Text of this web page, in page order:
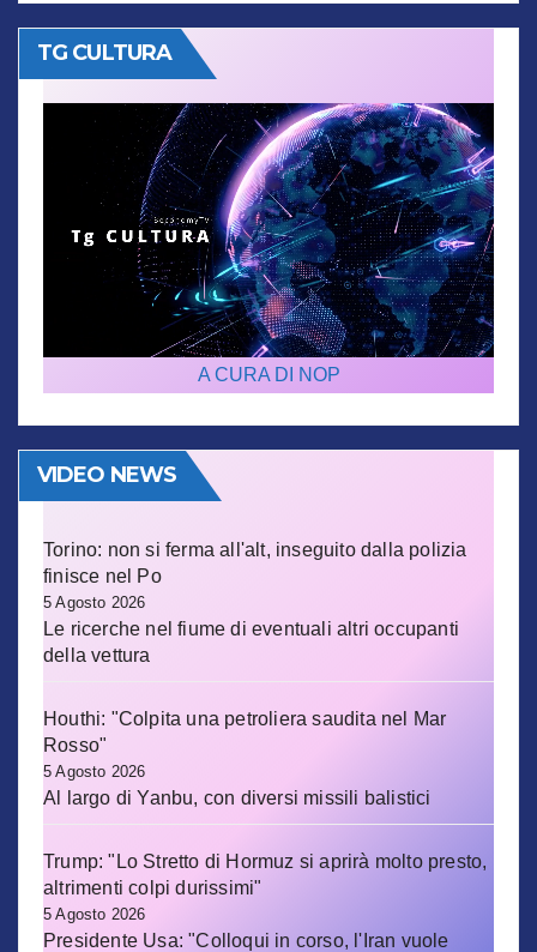
TG CULTURA
A CURA DI NOP
VIDEO NEWS
Torino: non si ferma all'alt, inseguito dalla polizia
finisce nel Po
5 Agosto 2026
Le ricerche nel fiume di eventuali altri occupanti
della vettura
Houthi: "Colpita una petroliera saudita nel Mar
Rosso"
5 Agosto 2026
Al largo di Yanbu, con diversi missili balistici
Trump: "Lo Stretto di Hormuz si aprirà molto presto,
altrimenti colpi durissimi"
5 Agosto 2026
Presidente Usa: "Colloqui in corso, l'Iran vuole